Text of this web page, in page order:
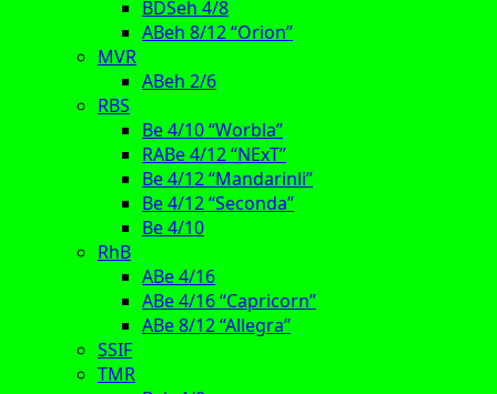
BDSeh 4/8
ABeh 8/12 “Orion”
MVR
ABeh 2/6
RBS
Be 4/10 “Worbla”
RABe 4/12 “NExT”
Be 4/12 “Mandarinli”
Be 4/12 “Seconda”
Be 4/10
RhB
ABe 4/16
ABe 4/16 “Capricorn”
ABe 8/12 “Allegra”
SSIF
TMR